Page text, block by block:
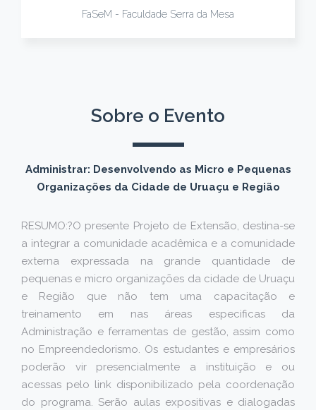
FaSeM - Faculdade Serra da Mesa
Sobre o Evento
Administrar: Desenvolvendo as Micro e Pequenas
Organizações da Cidade de Uruaçu e Região
RESUMO:?O presente Projeto de Extensão, destina-se
a integrar a comunidade acadêmica e a comunidade
externa expressada na grande quantidade de
pequenas e micro organizações da cidade de Uruaçu
e Região que não tem uma capacitação e
treinamento em nas áreas especificas da
Administração e ferramentas de gestão, assim como
no Empreendedorismo. Os estudantes e empresários
poderão vir presencialmente a instituição e ou
acessas pelo link disponibilizado pela coordenação
do programa. Serão aulas expositivas e dialogadas